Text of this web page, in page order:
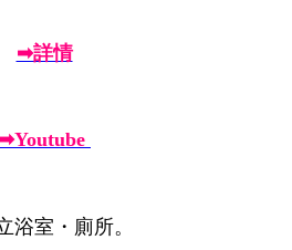
➡詳情
➡Youtube
浴室・廁所。